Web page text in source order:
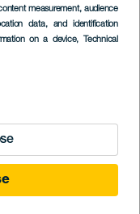
measurement, audience
data, and identification
on a device, Technical